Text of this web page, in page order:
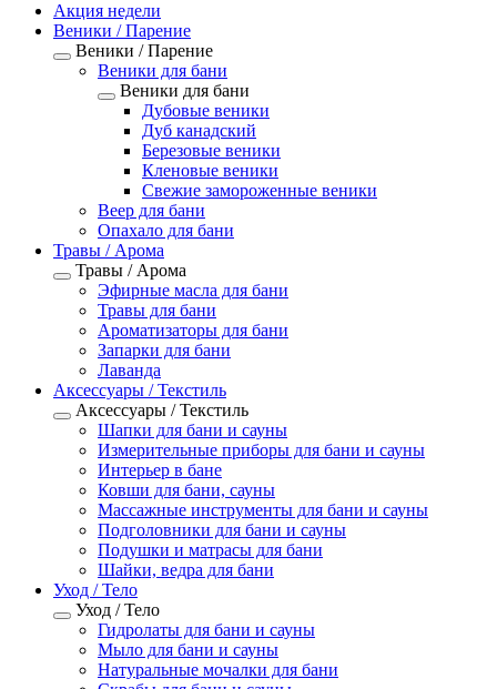
Акция недели
Веники / Парение
Веники / Парение
Веники для бани
Веники для бани
Дубовые веники
Дуб канадский
Березовые веники
Кленовые веники
Свежие замороженные веники
Веер для бани
Опахало для бани
Травы / Арома
Травы / Арома
Эфирные масла для бани
Травы для бани
Ароматизаторы для бани
Запарки для бани
Лаванда
Аксессуары / Текстиль
Аксессуары / Текстиль
Шапки для бани и сауны
Измерительные приборы для бани и сауны
Интерьер в бане
Ковши для бани, сауны
Массажные инструменты для бани и сауны
Подголовники для бани и сауны
Подушки и матрасы для бани
Шайки, ведра для бани
Уход / Тело
Уход / Тело
Гидролаты для бани и сауны
Мыло для бани и сауны
Натуральные мочалки для бани